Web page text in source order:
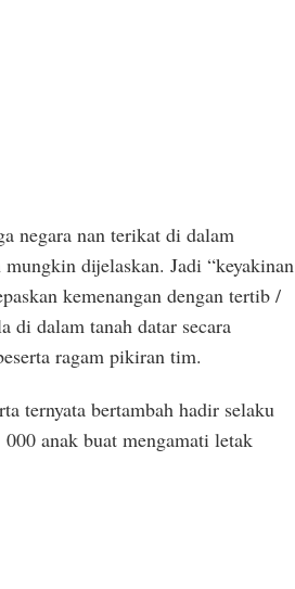
negara nan terikat di dalam
dijelaskan. Jadi “keyakinan
kemenangan dengan tertib /
di dalam tanah datar secara
ragam pikiran tim.
ternyata bertambah hadir selaku
anak buat mengamati letak